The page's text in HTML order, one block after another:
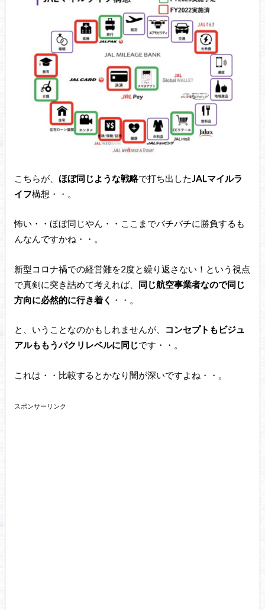
こちらが、 ほぼ同じような戦略で打ち出したJALマイルラ
イフ構想・・。
怖い・・ほぼ同じやん・・ここまでバチバチに勝負するも
んなんですかね・・。
新型コロナ禍での経営難を2度と繰り返さない！という視点
で真剣に突き詰めて考えれば、 同じ航空事業者なので同じ
方向に必然的に行き着く ・・。
と、いうことなのかもしれませんが、
コンセプトもビジュ
アルももうパクリレベルに同じです・・。
これは・・比較するとかなり闇が深いですよね・・。
スポンサーリンク